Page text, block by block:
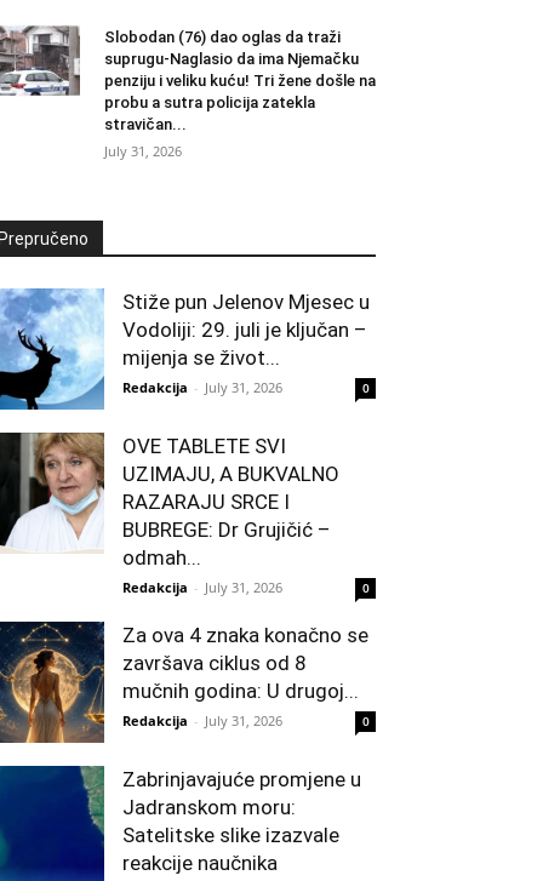
Slobodan (76) dao oglas da traži
suprugu-Naglasio da ima Njemačku
penziju i veliku kuću! Tri žene došle na
probu a sutra policija zatekla
stravičan...
July 31, 2026
Stiže pun Jelenov Mjesec u
Vodoliji: 29. juli je ključan –
mijenja se život...
Redakcija - July 31, 2026 0
OVE TABLETE SVI
UZIMAJU, A BUKVALNO
RAZARAJU SRCE I
BUBREGE: Dr Grujičić –
odmah...
Redakcija - July 31, 2026 0
Za ova 4 znaka konačno se
završava ciklus od 8
mučnih godina: U drugoj...
Redakcija - July 31, 2026 0
Zabrinjavajuće promjene u
Jadranskom moru:
Satelitske slike izazvale
reakcije naučnika